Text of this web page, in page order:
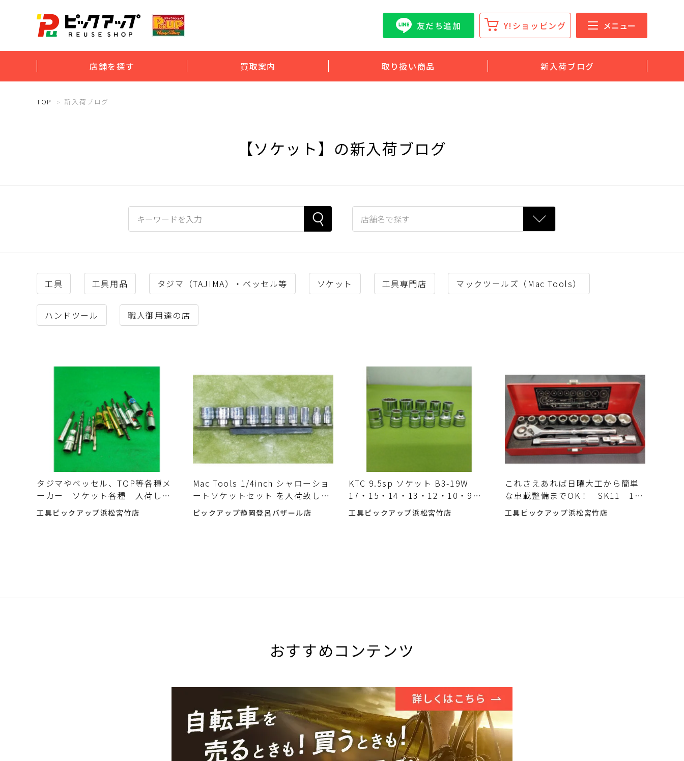
友だち追加 Y!ショッピング メニュー
店舗を探す 買取案内 取り扱い商品 新入荷ブログ
TOP 新入荷ブログ
【ソケット】の新入荷ブログ
工具 工具用品 タジマ（TAJIMA）・ベッセル等 ソケット 工具専門店 マックツールズ（Mac Tools）
ハンドツール 職人御用達の店
タジマやベッセル、TOP等各種メ
ーカー ソケット各種 入荷しま
した。
工具ピックアップ浜松宮竹店
Mac Tools 1/4inch シャローショ
ートソケットセット を入荷致しま
した。
ピックアップ静岡登呂バザール店
KTC 9.5sp ソケット B3-19W
17・15・14・13・12・10・9・
8・7・6 11個セット 入荷しました
♪
工具ピックアップ浜松宮竹店
これさえあれば日曜大工から簡単
な車載整備までOK！ SK11 1/2
ソケットレンチセット 13ピース
入り
工具ピックアップ浜松宮竹店
おすすめコンテンツ